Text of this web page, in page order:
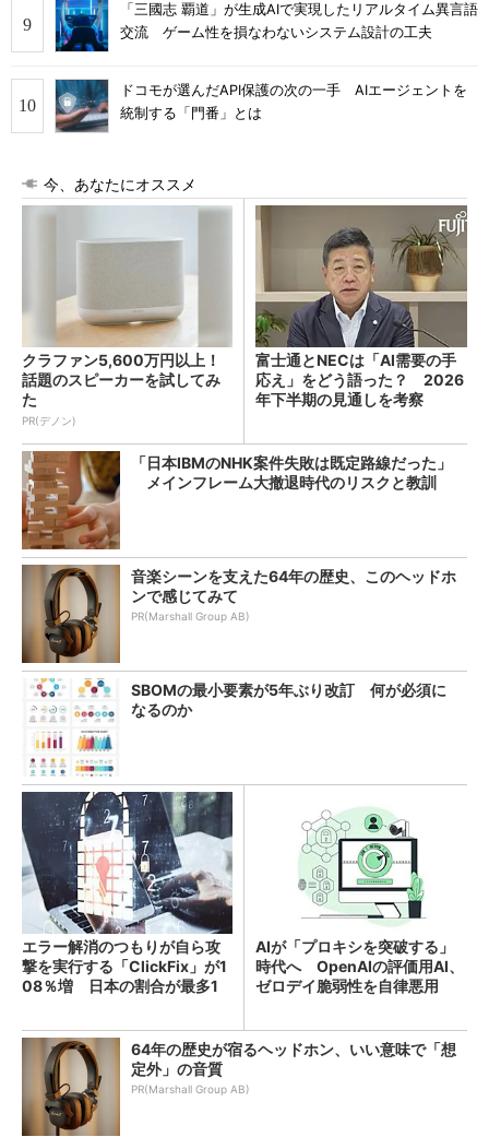
「三國志 覇道」が生成AIで実現したリアルタイム異言語
交流 ゲーム性を損なわないシステム設計の工夫
ドコモが選んだAPI保護の次の一手 AIエージェントを
統制する「門番」とは
今、あなたにオススメ
クラファン5,600万円以上！
話題のスピーカーを試してみ
た
PR(デノン)
富士通とNECは「AI需要の手
応え」をどう語った？ 2026
年下半期の見通しを考察
「日本IBMのNHK案件失敗は既定路線だった」
メインフレーム大撤退時代のリスクと教訓
音楽シーンを支えた64年の歴史、このヘッドホ
ンで感じてみて
PR(Marshall Group AB)
SBOMの最小要素が5年ぶり改訂 何が必須に
なるのか
エラー解消のつもりが自ら攻
撃を実行する「ClickFix」が1
08％増 日本の割合が最多1
AIが「プロキシを突破する」
時代へ OpenAIの評価用AI、
ゼロデイ脆弱性を自律悪用
64年の歴史が宿るヘッドホン、いい意味で「想
定外」の音質
PR(Marshall Group AB)